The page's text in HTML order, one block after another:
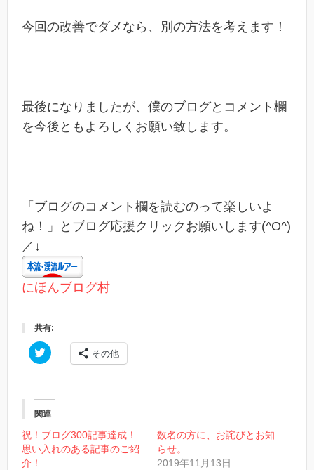
今回の改善でダメなら、別の方法を考えます！
最後になりましたが、僕のブログとコメント欄
を今後ともよろしくお願い致します。
「ブログのコメント欄を読むのって楽しいよ
ね！」とブログ応援クリックお願いします(^O^)
／↓
にほんブログ村
共有:
ク
リ
て
w
t
t
e
その他
関連
祝！ブログ300記事達成！
思い入れのある記事のご紹
介！
数名の方に、お詫びとお知
らせ。
2019年11月13日